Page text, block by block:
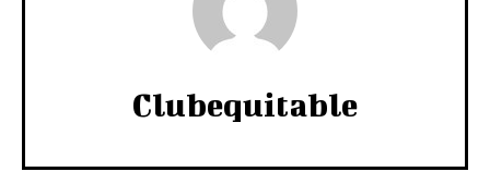
Clubequitable